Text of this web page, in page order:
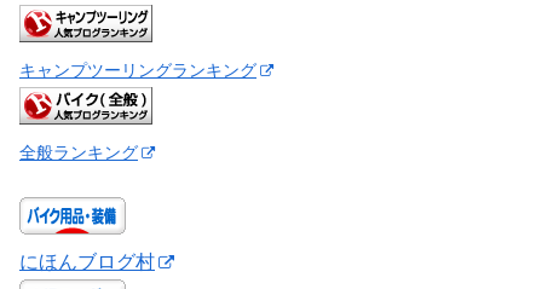
キャンプツーリングランキング
全般ランキング
にほんブログ村